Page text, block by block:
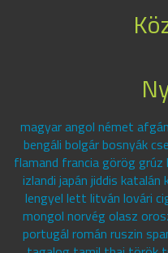
magyar angol német
bengáli bolgár bosnyák
flamand francia görög grúz
izlandi japán jiddis katalán
lengyel lett litván lovári
mongol norvég olasz
portugál román ruszin